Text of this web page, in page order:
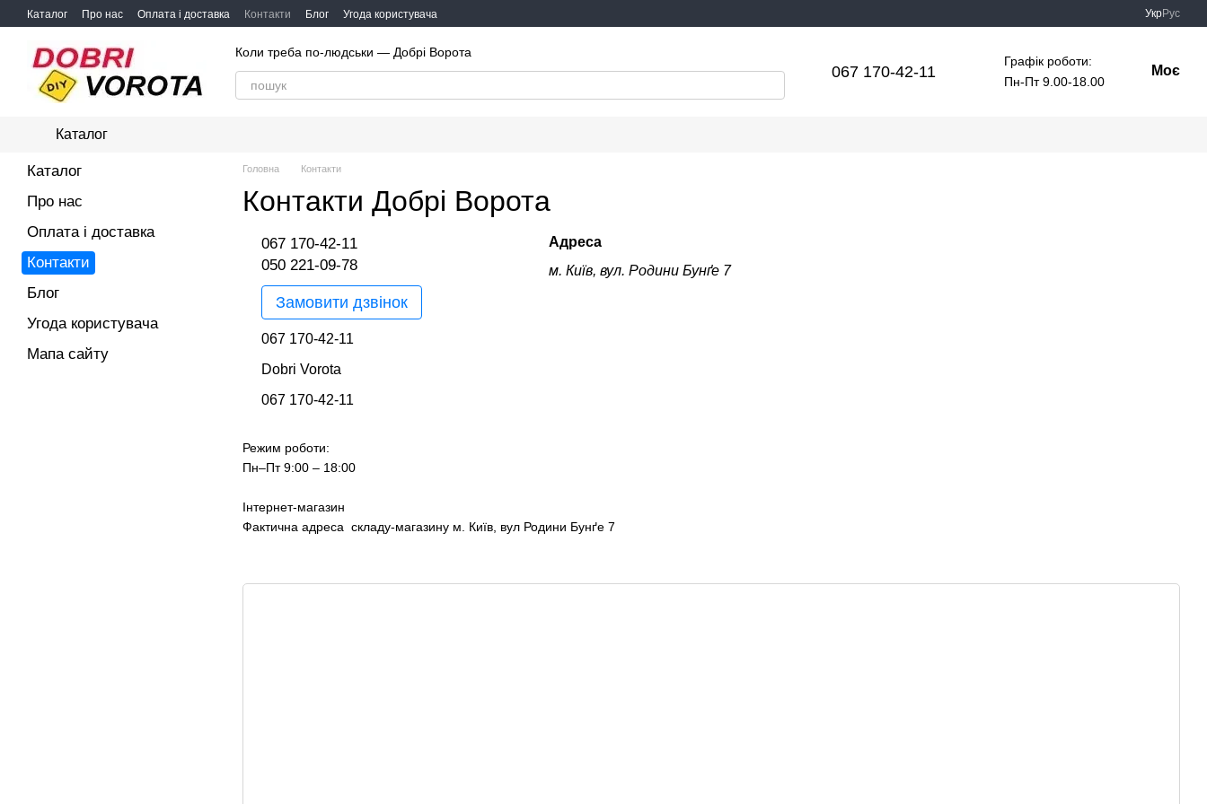
Перейти до основного контенту
Каталог Про нас Оплата і доставка Контакти Блог Угода користувача УкрРус
Коли треба по-людськи — Добрі Ворота
067 170-42-11
Графік роботи:
Пн-Пт 9.00-18.00
Моє
Каталог
Головна Контакти
Контакти Добрі Ворота
067 170-42-11
050 221-09-78
Замовити дзвінок
067 170-42-11
Dobri Vorota
067 170-42-11
Адреса
м. Київ, вул. Родини Бунґе 7
Режим роботи:
Пн–Пт 9:00 – 18:00
Інтернет-магазин
Фактична адреса складу-магазину м. Київ, вул Родини Бунґе 7
Каталог
Про нас
Оплата і доставка
Контакти
Блог
Угода користувача
Мапа сайту